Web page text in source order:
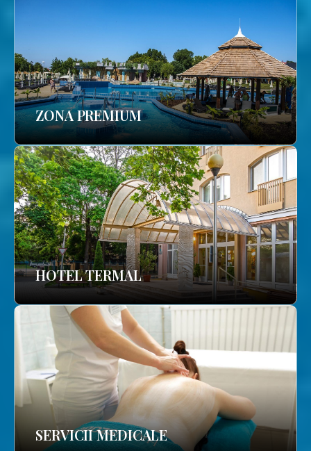
ZONA PREMIUM
HOTEL TERMAL
SERVICII MEDICALE